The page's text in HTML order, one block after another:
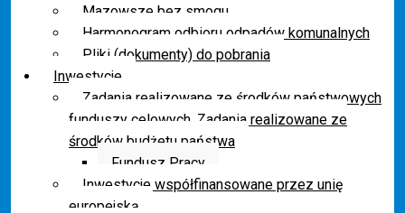
Mazowsze bez smogu
Harmonogram odbioru odpadów komunalnych
Pliki (dokumenty) do pobrania
Inwestycje
Zadania realizowane ze środków państwowych
funduszy celowych. Zadania realizowane ze
środków budżetu państwa
Fundusz Pracy
Inwestycje współfinansowane przez unię
europejską